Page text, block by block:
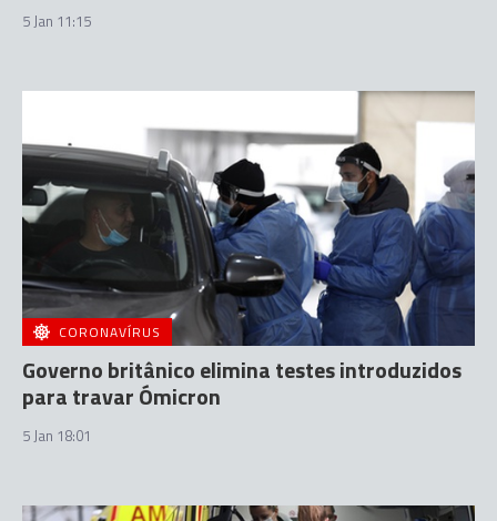
5 Jan 11:15
CORONAVÍRUS
Governo britânico elimina testes introduzidos
para travar Ómicron
5 Jan 18:01